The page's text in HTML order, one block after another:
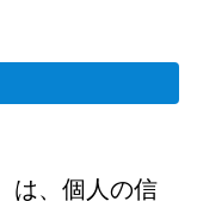
は、個人の信